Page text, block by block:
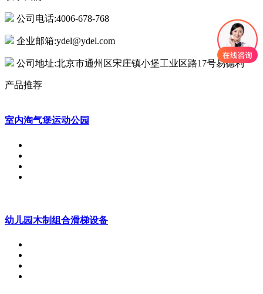
公司电话:4006-678-768
企业邮箱:ydel@ydel.com
公司地址:北京市通州区宋庄镇小堡工业区路17号易德利
产品推荐
室内淘气堡运动公园
幼儿园木制组合滑梯设备